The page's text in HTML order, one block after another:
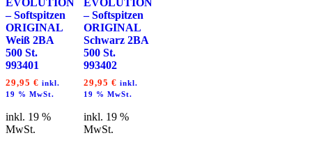
– Softspitzen
ORIGINAL
Weiß 2BA
500 St.
993401
29,95 € inkl.
19 % MwSt.
inkl. 19 %
MwSt.
– Softspitzen
ORIGINAL
Schwarz 2BA
500 St.
993402
29,95 € inkl.
19 % MwSt.
inkl. 19 %
MwSt.